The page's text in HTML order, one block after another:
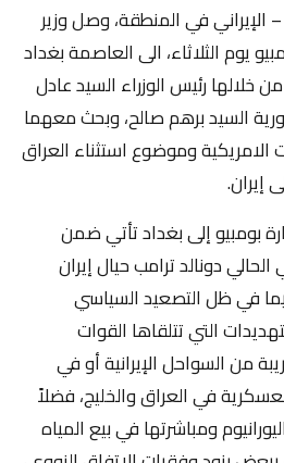
في المنطقة، وصل وزير
يوم الثلاثاء، الى العاصمة بغداد
خلالها رئيس الوزراء السيد عادل
السيد برهم صالح، وبحث معهما
الامريكية وموضوع استثناء العراق
إيران.
بومبيو إلى بغداد تأتي ضمن
دونالد ترامب حيال إيران
في ظل التصعيد السياسي
التي تتلقاها القوات
من السواحل الإيرانية أو في
في العراق والخليج، فضلاً
ومباشرتها في بيع المياه